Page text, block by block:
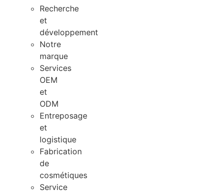
Recherche
et
développement
Notre
marque
Services
OEM
et
ODM
Entreposage
et
logistique
Fabrication
de
cosmétiques
Service